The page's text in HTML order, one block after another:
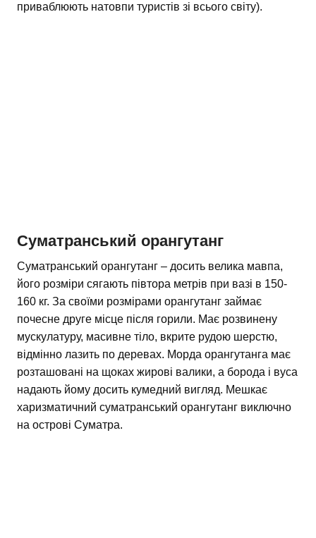
приваблюють натовпи туристів зі всього світу).
Суматранський орангутанг
Суматранський орангутанг – досить велика мавпа,
його розміри сягають півтора метрів при вазі в 150-
160 кг. За своїми розмірами орангутанг займає
почесне друге місце після горили. Має розвинену
мускулатуру, масивне тіло, вкрите рудою шерстю,
відмінно лазить по деревах. Морда орангутанга має
розташовані на щоках жирові валики, а борода і вуса
надають йому досить кумедний вигляд. Мешкає
харизматичний суматранський орангутанг виключно
на острові Суматра.